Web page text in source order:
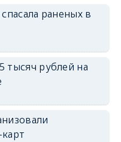
раненых в
тысяч рублей на